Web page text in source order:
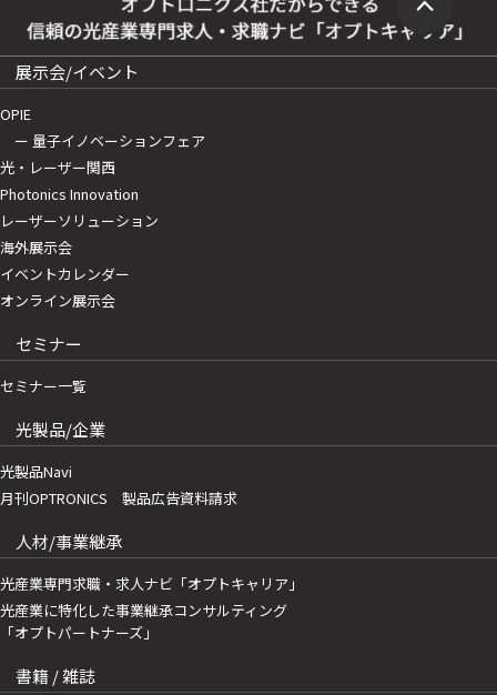
展示会/イベント
OPIE
ー 量子イノベーションフェア
光・レーザー関西
Photonics Innovation
レーザーソリューション
海外展示会
イベントカレンダー
オンライン展示会
セミナー
セミナー一覧
光製品/企業
光製品Navi
月刊OPTRONICS 製品広告資料請求
人材/事業継承
光産業専門求職・求人ナビ「オプトキャリア」
光産業に特化した事業継承コンサルティング
「オプトパートナーズ」
書籍 / 雑誌